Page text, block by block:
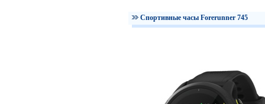
Спортивные часы Forerunner 745